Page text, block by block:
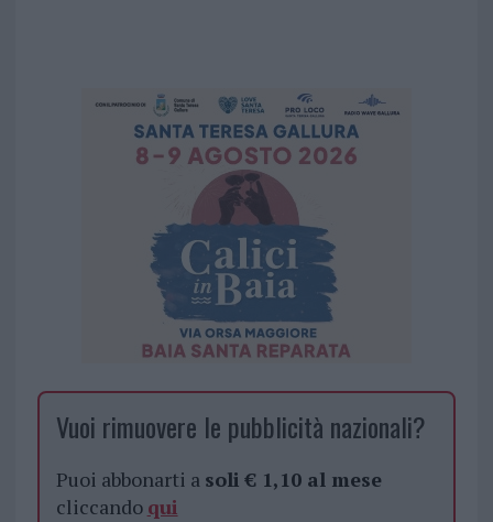
Vuoi rimuovere le pubblicità nazionali?
Puoi abbonarti a soli € 1,10 al mese
cliccando qui